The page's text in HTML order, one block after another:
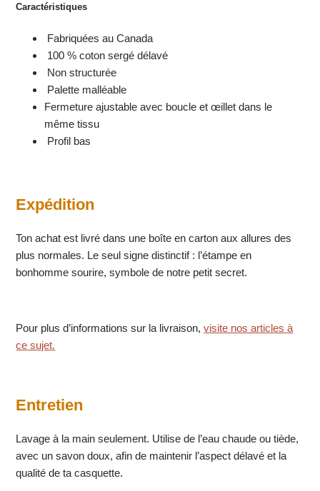
Caractéristiques
Fabriquées au Canada
100 % coton sergé délavé
Non structurée
Palette malléable
Fermeture ajustable avec boucle et œillet dans le
même tissu
Profil bas
Expédition
Ton achat est livré dans une boîte en carton aux allures des
plus normales. Le seul signe distinctif : l’étampe en
bonhomme sourire, symbole de notre petit secret.
Pour plus d’informations sur la livraison,visite nos articles à
ce sujet.
Entretien
Lavage à la main seulement. Utilise de l’eau chaude ou tiède,
avec un savon doux, afin de maintenir l’aspect délavé et la
qualité de ta casquette.